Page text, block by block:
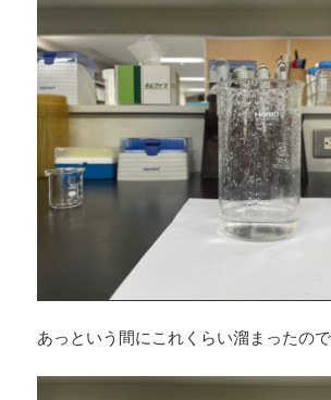
あっという間にこれくらい溜まったので